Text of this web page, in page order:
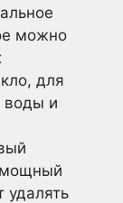
можно
для
воды и
удалять